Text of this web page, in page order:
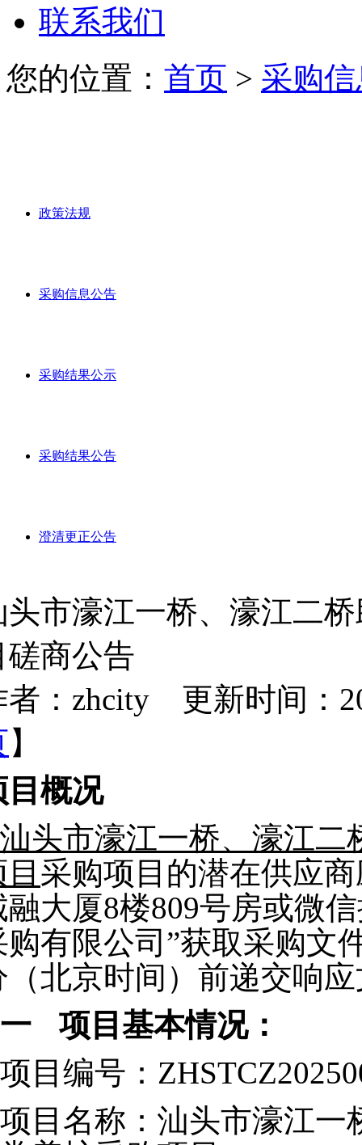
联系我们
您的位置： 首页 > 采购
政策法规
采购信息公告
采购结果公示
采购结果公告
澄清更正公告
头市濠江一桥、濠江二
磋商公告
者：zhcity 更新时间：
】
目概况
汕头市濠江一桥、濠江二
采购项目的潜在供应
融大厦8楼809号房或微
购有限公司”获取采购文
（北京时间）前递交响
一
项目基本情况：
项目编号：
项目名称：汕头市濠江一